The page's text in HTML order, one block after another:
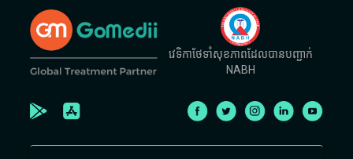
វេទិកាថែទាំសុខភាពដែលបានបញ្ជាក់
NABH